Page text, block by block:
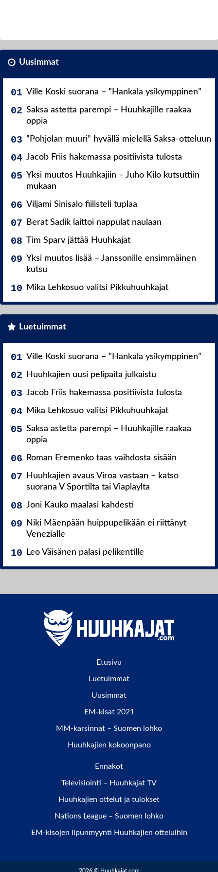
Uusimmat
Ville Koski suorana – ”Hankala ysikymppinen”
Saksa astetta parempi – Huuhkajille raakaa
oppia
”Pohjolan muuri” hyvällä mielellä Saksa-otteluun
Jacob Friis hakemassa positiivista tulosta
Yksi muutos Huuhkajiin – Juho Kilo kutsuttiin
mukaan
Viljami Sinisalo fiilisteli tuplaa
Berat Sadik laittoi nappulat naulaan
Tim Sparv jättää Huuhkajat
Yksi muutos lisää – Janssonille ensimmäinen
kutsu
Mika Lehkosuo valitsi Pikkuhuuhkajat
Luetuimmat
Ville Koski suorana – ”Hankala ysikymppinen”
Huuhkajien uusi pelipaita julkaistu
Jacob Friis hakemassa positiivista tulosta
Mika Lehkosuo valitsi Pikkuhuuhkajat
Saksa astetta parempi – Huuhkajille raakaa
oppia
Roman Eremenko taas vaihdosta sisään
Huuhkajien avaus Viroa vastaan – katso
suorana V Sportilta tai Viaplaylta
Joni Kauko maalasi kahdesti
Niki Mäenpään huippupelikään ei riittänyt
Venezialle
Leo Väisänen palasi pelikentille
Etusivu
Luetuimmat
Uusimmat
EM-kisat 2021
MM-karsinnat – Suomen lohko
Huuhkajien kokoonpano
Ennakot
Televisiointi – Huuhkajat TV
Huuhkajien ottelut ja tulokset
Nations League – Suomen lohko
EM-kisojen lipunmyynti Huuhkajien otteluihin